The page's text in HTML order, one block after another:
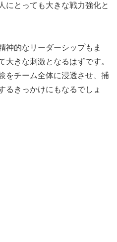
にとっても大きな戦力強化と
神的なリーダーシップもま
大きな刺激となるはずです。
をチーム全体に浸透させ、捕
るきっかけにもなるでしょ